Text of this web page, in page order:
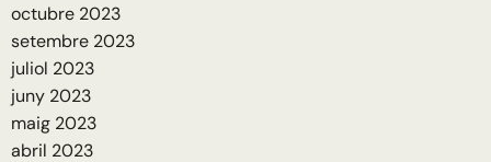
octubre 2023
setembre 2023
juliol 2023
juny 2023
maig 2023
abril 2023